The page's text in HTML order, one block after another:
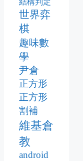
世界弈
棋
趣味數
學
尹倉
正方形
正方形
割補
維基倉
教
android